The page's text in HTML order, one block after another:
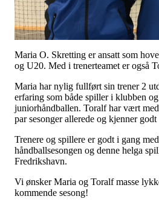
Maria O. Skretting er ansatt som
og U20. Med i trenerteamet er også
Maria har nylig fullført sin trener 2
erfaring som både spiller i klubben
juniorhåndballen. Toralf har vært
par sesonger allerede og kjenner
Trenere og spillere er godt i gang
håndballsesongen og denne helga
Fredrikshavn.
Vi ønsker Maria og Toralf masse
kommende sesong!